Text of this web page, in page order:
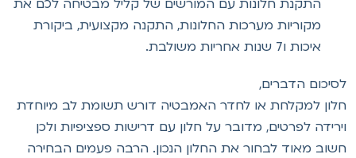
התקנת חלונות עם המורשים של קליל מבטיחה לכם את
מקוריות מערכות החלונות, התקנה מקצועית, ביקורת
איכות ו7 שנות אחריות משולבת.
הדברים,
למקלחת או לחדר האמבטיה דורש תשומת לב מיוחדת
לפרטים, מדובר על חלון עם דרישות ספציפיות ולכן
מאוד לבחור את החלון הנכון. הרבה פעמים הבחירה